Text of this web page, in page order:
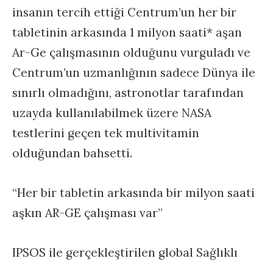
insanın tercih ettiği Centrum’un her bir
tabletinin arkasında 1 milyon saati* aşan
Ar-Ge çalışmasının olduğunu vurguladı ve
Centrum’un uzmanlığının sadece Dünya ile
sınırlı olmadığını, astronotlar tarafından
uzayda kullanılabilmek üzere NASA
testlerini geçen tek multivitamin
olduğundan bahsetti.
“Her bir tabletin arkasında bir milyon saati
aşkın AR-GE çalışması var”
IPSOS ile gerçekleştirilen global Sağlıklı